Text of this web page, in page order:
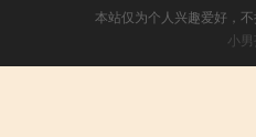
本站仅为个人兴趣爱好，
小男